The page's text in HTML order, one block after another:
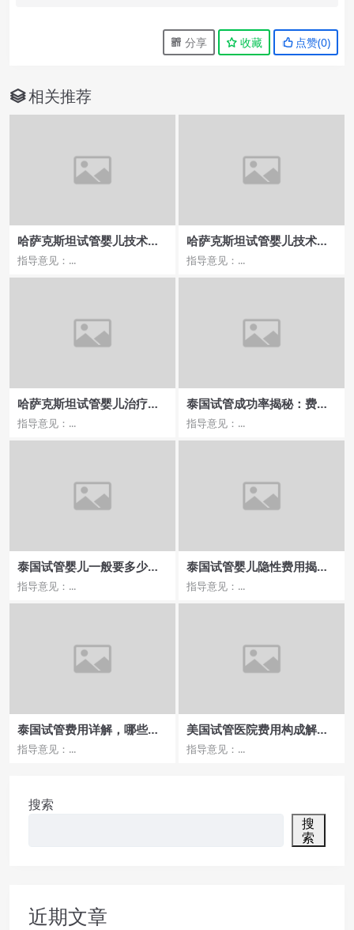
分享 收藏 点赞(0)
相关推荐
哈萨克斯坦试管婴儿技术，
国内外领先程度对比
指导意见：...
哈萨克斯坦试管婴儿技术发
展现状
指导意见：...
哈萨克斯坦试管婴儿治疗费
用，价格与质量如何权衡？
指导意见：...
泰国试管成功率揭秘：费用
与流程详解
指导意见：...
泰国试管婴儿一般要多少钱,
费用与成功率的关系
指导意见：...
泰国试管婴儿隐性费用揭
秘，哪些费用容易被忽视？
指导意见：...
泰国试管费用详解，哪些因
素会影响总支出
指导意见：...
美国试管医院费用构成解析
与预算规划
指导意见：...
搜索
搜
索
近期文章